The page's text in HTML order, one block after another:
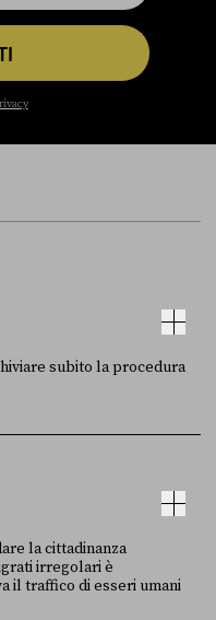
subito la procedura
la cittadinanza
irregolari è
il traffico di esseri umani